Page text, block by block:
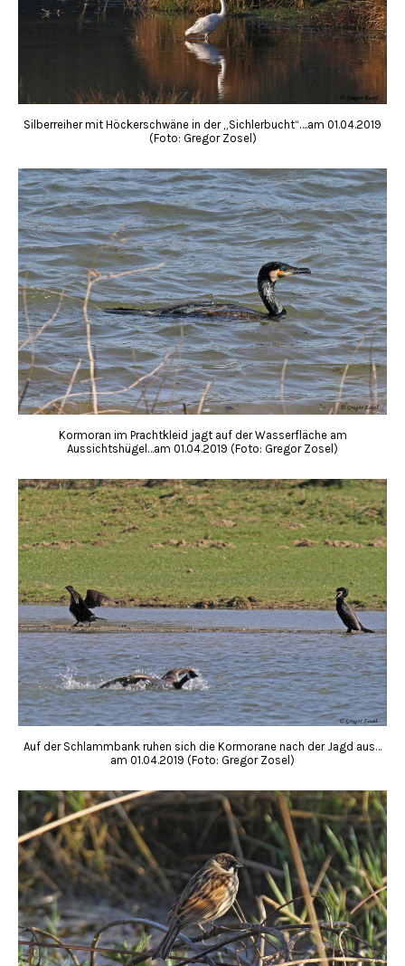
Silberreiher mit Höckerschwäne in der „Sichlerbucht“….am 01.04.2019
(Foto: Gregor Zosel)
Kormoran im Prachtkleid jagt auf der Wasserfläche am
Aussichtshügel…am 01.04.2019 (Foto: Gregor Zosel)
Auf der Schlammbank ruhen sich die Kormorane nach der Jagd aus…
am 01.04.2019 (Foto: Gregor Zosel)